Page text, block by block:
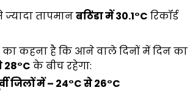
तापमानबठिंडा में30.1°C रिकॉर्ड
का कहना है कि आने वाले दिनों में दिन का
28°C के बीच रहेगा:
जिलों में– 24°Cसे26°C